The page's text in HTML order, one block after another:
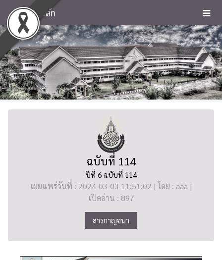
หน้าหลัก
ฉบับที่ 114
ปีที่ 6 ฉบับที่ 114
เผยแพร่วันที่ : 2024-03-03 11:51:02 | โดย : aaa |
เปิดอ่าน : 897
สารกาญจนา